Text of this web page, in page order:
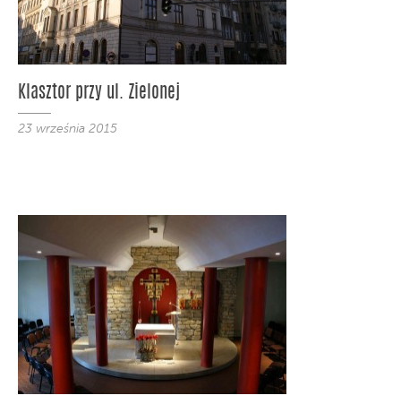
Klasztor przy ul. Zielonej
23 września 2015